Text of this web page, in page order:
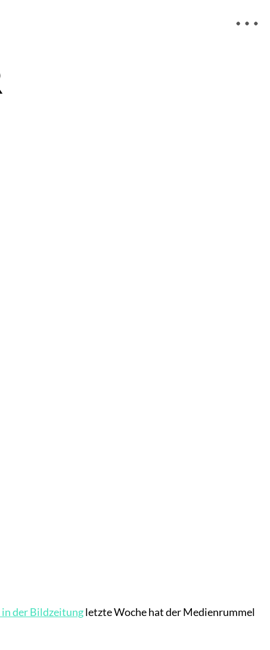
der Bildzeitungletzte Woche hat der Medienrummel